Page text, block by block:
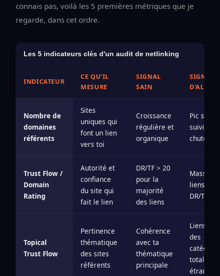
connais pas, voilà les 5 premières métriques que je
regarde, dans cet ordre.
Les 5 indicateurs clés d'un audit de netlinking
INDICATEUR
CE QU'IL
MESURE
SIGNAL
SAIN
SIGNAL
D'ALERTE
Nombre de
domaines
référents
Sites
uniques qui
font un lien
vers toi
Croissance
régulière et
organique
Pic
suivi
chute
Trust Flow /
Domain
Rating
Autorité et
confiance
du site qui
fait le lien
DR/TF > 20
pour la
majorité
des liens
Masse de
liens
DR/TF <
Topical
Trust Flow
Pertinence
thématique
des sites
référents
Cohérence
avec ta
thématique
principale
Liens
des